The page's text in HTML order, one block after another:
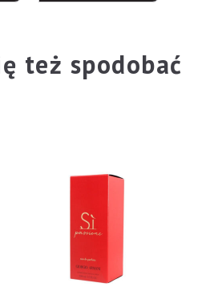
też spodobać